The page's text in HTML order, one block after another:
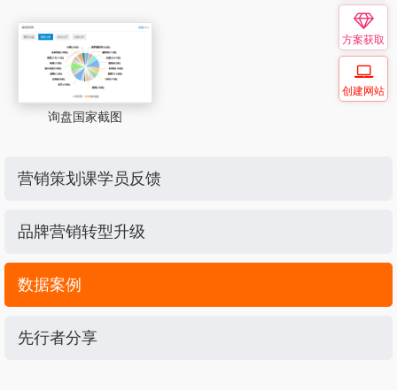
询盘国家截图
营销策划课学员反馈
品牌营销转型升级
数据案例
先行者分享
方案获取
创建网站